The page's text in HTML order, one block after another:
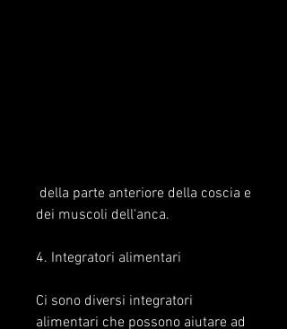
dei muscoli dell'anca.
4. Integratori alimentari
Ci sono diversi integratori
alimentari che possono aiutare ad